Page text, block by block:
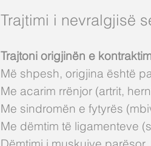
Trajtimi i nevralgjisë
Trajtoni origjinën e
Më shpesh, origjina është
Me acarim rrënjor (artrit,
Me sindromën e fytyrës
Me dëmtim të ligamenteve